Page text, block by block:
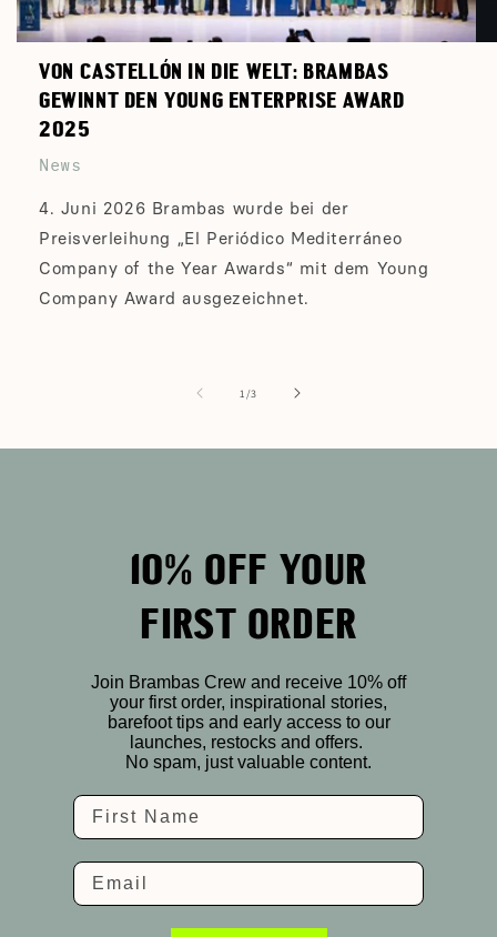
VON CASTELLÓN IN DIE WELT: BRAMBAS
GEWINNT DEN YOUNG ENTERPRISE AWARD
2025
News
4. Juni 2026 Brambas wurde bei der
Preisverleihung „El Periódico Mediterráneo
Company of the Year Awards“ mit dem Young
Company Award ausgezeichnet.
1/von
3
10% OFF YOUR
FIRST ORDER
Join Brambas Crew and receive 10% off
your first order, inspirational stories,
barefoot tips and early access to our
launches, restocks and offers.
No spam, just valuable content.
Name
Email